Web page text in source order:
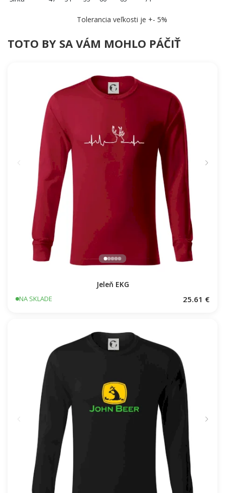
Tolerancia veľkosti je +- 5%
TOTO BY SA VÁM MOHLO PÁČIŤ
Jeleň EKG
NA SKLADE 25.61 €